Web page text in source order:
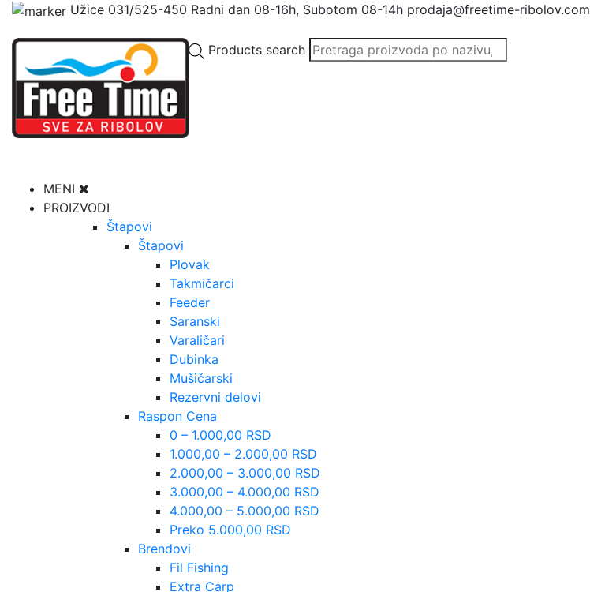
Užice 031/525-450 Radni dan 08-16h, Subotom 08-14h prodaja@freetime-ribolov.com
Products search
MENI
PROIZVODI
Štapovi
Štapovi
Plovak
Takmičarci
Feeder
Saranski
Varaličari
Dubinka
Mušičarski
Rezervni delovi
Raspon Cena
0 – 1.000,00 RSD
1.000,00 – 2.000,00 RSD
2.000,00 – 3.000,00 RSD
3.000,00 – 4.000,00 RSD
4.000,00 – 5.000,00 RSD
Preko 5.000,00 RSD
Brendovi
Fil Fishing
Extra Carp